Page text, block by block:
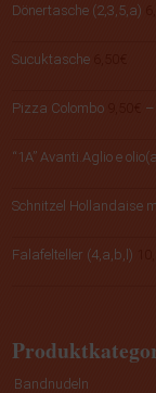
Dönertasche (2,3,5,a)
Sucuktasche
Pizza Colombo –
“1A” Avanti.Aglio e
Schnitzel Hollandaise
Falafelteller (4,a,b,l)
Bandnudeln